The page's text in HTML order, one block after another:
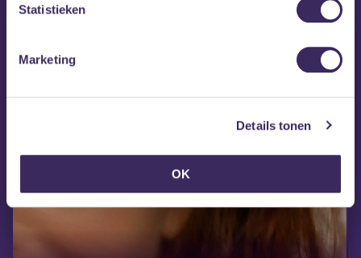
Statistieken
Marketing
Details tonen
OK